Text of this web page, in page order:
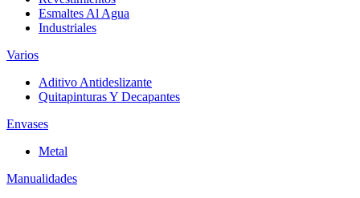
Esmaltes Al Agua
Industriales
Varios
Aditivo Antideslizante
Quitapinturas Y Decapantes
Envases
Metal
Manualidades